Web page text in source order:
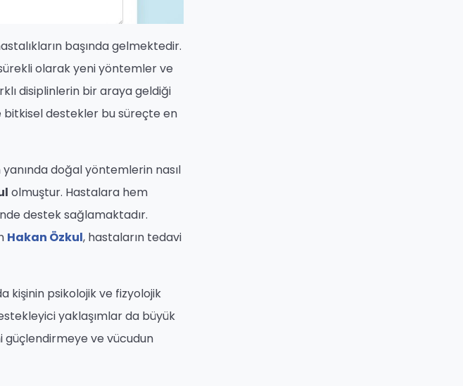
başında gelmektedir.
olarak yeni yöntemler ve
disiplinlerin bir araya geldiği
destekler bu süreçte en
doğal yöntemlerin nasıl
olmuştur. Hastalara hem
destek sağlamaktadır.
Hakan Özkul, hastaların tedavi
kişinin psikolojik ve fizyolojik
yaklaşımlar da büyük
güçlendirmeye ve vücudun